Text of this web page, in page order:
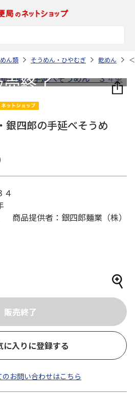
めん類 そうめん・ひやむぎ 乾めん
銀四郎の手延べそうめ
４
商品提供者：銀四郎麺業（株）
に入りに登録する
お問い合わせはこちら